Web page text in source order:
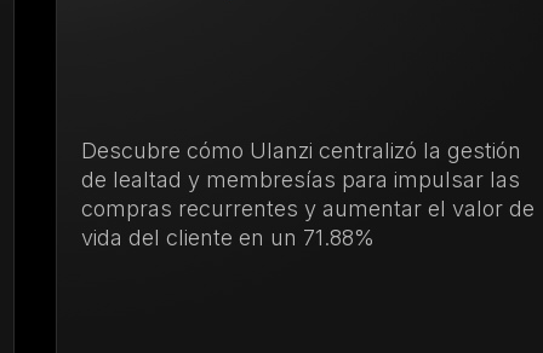
Descubre cómo Ulanzi centralizó la gestión
de lealtad y membresías para impulsar las
compras recurrentes y aumentar el valor de
vida del cliente en un 71.88%